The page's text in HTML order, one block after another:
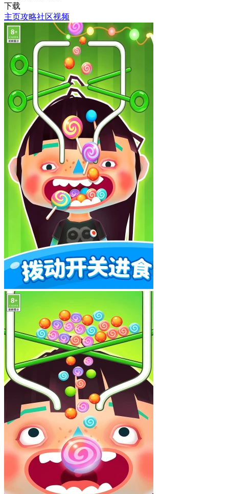
下载
主页攻略社区视频